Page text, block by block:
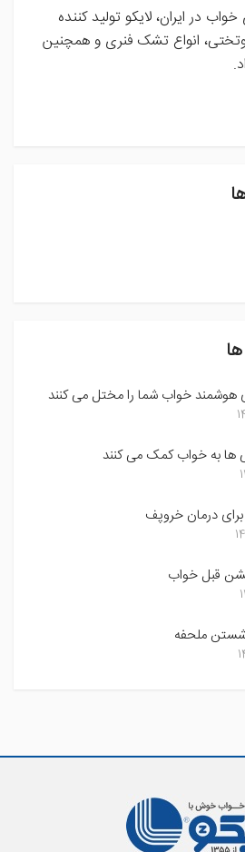
خواب در ایران، لایکو تولید کننده
انواع تشک فنری و همچنین
هوشمند خواب شما را مختل می کنند
ها به خواب کمک می کنند
درمان خروپف
قبل خواب
شستن ملحفه